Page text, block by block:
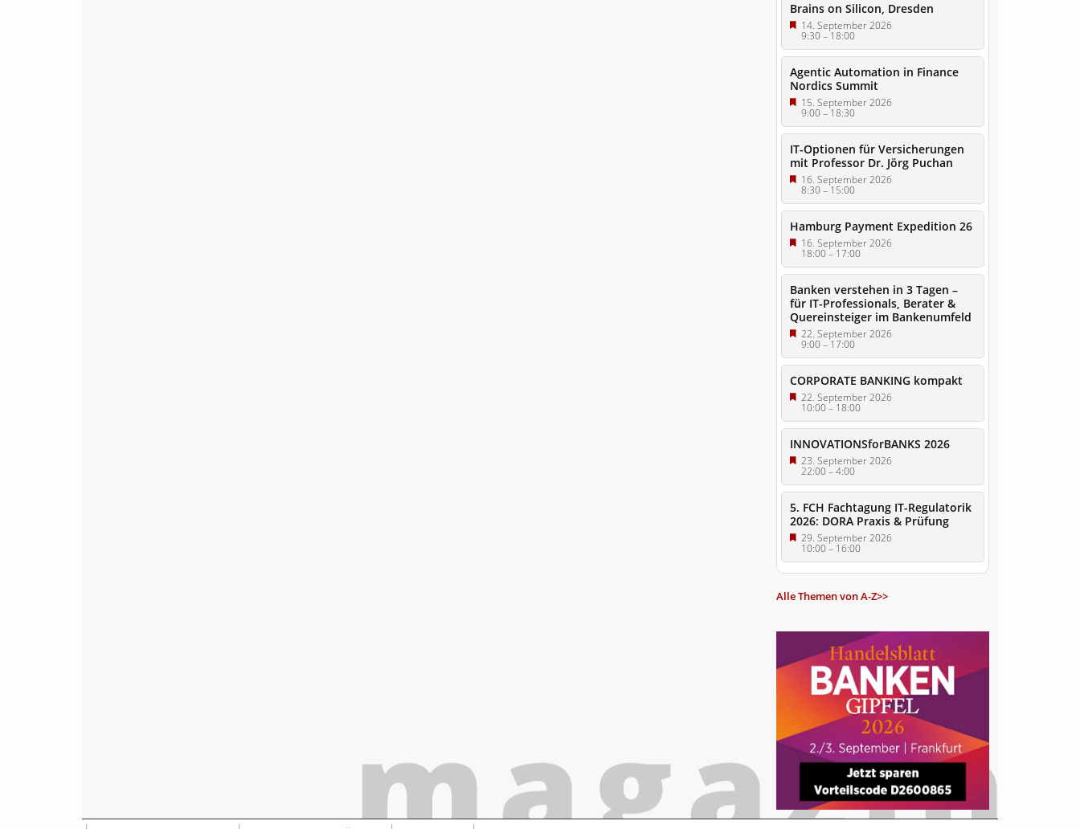
Brains on Silicon, Dresden
14. September 2026
9:30–18:00
Agentic Automation in Finance
Nordics Summit
15. September 2026
9:00–18:30
IT-Optionen für Versicherungen
mit Professor Dr. Jörg Puchan
16. September 2026
8:30–15:00
Hamburg Payment Expedition 26
16. September 2026
18:00– 17:00
Banken verstehen in 3 Tagen –
für IT-Professionals, Berater &
Quereinsteiger im Bankenumfeld
22. September 2026
9:00–17:00
CORPORATE BANKING kompakt
22. September 2026
10:00– 18:00
INNOVATIONSforBANKS 2026
23. September 2026
22:00–4:00
5. FCH Fachtagung IT-Regulatorik
2026: DORA Praxis & Prüfung
29. September 2026
10:00– 16:00
Alle Themen von A-Z>>